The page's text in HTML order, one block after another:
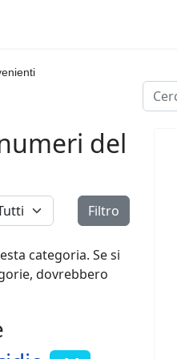
Cerca
del
# Filtro
categoria. Se si
dovrebbero